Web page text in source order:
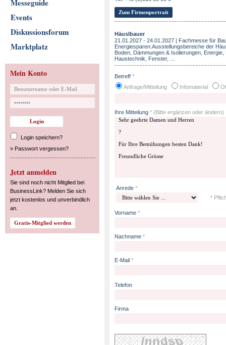
Messeguide
Events
Diskussionsforum
Marktplatz
Mein Konto
Login speichern?
» Passwort vergessen?
Jetzt anmelden
Sie sind noch nicht Mitglied bei
BusinessLink? Melden Sie sich
jetzt kostenlos und unverbindlich
an.
Zum Firmenportrait
Häuslbauer
21.01.2027 - 24.01.2027 | Fachmesse für
Energiesparen.Ausstellungsbereiche der
Boden, Dämmungen & Isolierungen,
Haustechnik, Fenster, ...
Betreff *
Anfrage/Mitteilung
Infomaterial
Ihre Mitteilung * (Bitte ergänzen oder ändern)
Anrede *
*
Vorname *
Nachname *
E-Mail *
Telefon
Firma